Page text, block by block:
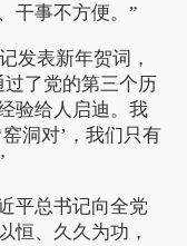
干事不方便。”
发表新年贺词，
了党的第三个历
验给人启迪。我
洞对’，我们只有
平总书记向全党
恒、久久为功，